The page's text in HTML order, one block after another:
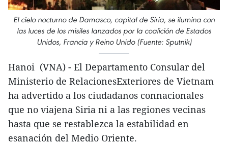
El cielo nocturno de Damasco, capital de Siria, se ilumina con
las luces de los misiles lanzados por la coalición de Estados
Unidos, Francia y Reino Unido (Fuente: Sputnik)
Hanoi (VNA) - El Departamento Consular del
Ministerio de RelacionesExteriores de Vietnam
ha advertido a los ciudadanos connacionales
que no viajena Siria ni a las regiones vecinas
hasta que se restablezca la estabilidad en
esanación del Medio Oriente.